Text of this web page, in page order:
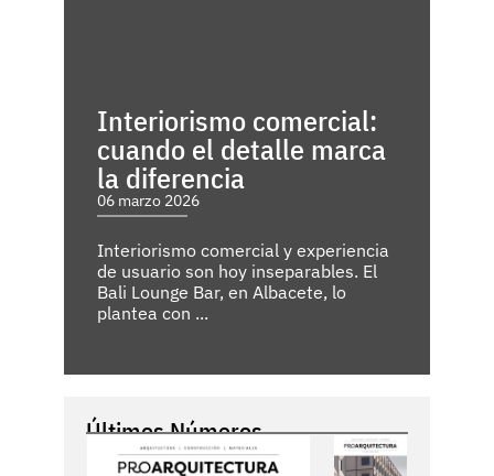
Interiorismo comercial:
cuando el detalle marca
la diferencia
06 marzo 2026
Interiorismo comercial y experiencia
de usuario son hoy inseparables. El
Bali Lounge Bar, en Albacete, lo
plantea con ...
Últimos Números